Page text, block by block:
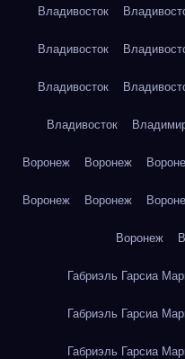
Владивосток
Владивосток
Владивосток
Владивосток
Воронеж Воронеж
Воронеж Воронеж
Воронеж
Габриэль Гарсиа
Габриэль Гарсиа
Габриэль Гарсиа